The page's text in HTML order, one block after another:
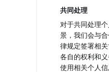
共同处理
对于共同处理
景，我们会与
律规定签署相
各自的权利和
使用相关个人